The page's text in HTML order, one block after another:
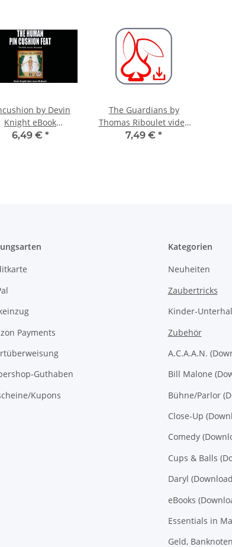
by Devin
Knight eBook
DOWNLOAD
6,49 € *
The Guardians by
Thomas Riboulet video
DOWNLOAD
7,49 € *
Payments
Guthaben
Kupons
Kategorien
Neuheiten
Zaubertricks
Kinder-
Zubehör
A.C.A.A.N.
Bill Malone
Bühne/Parlor
Close-Up
Comedy
Cups & Balls
Daryl
eBooks
Essentials in
Geld,